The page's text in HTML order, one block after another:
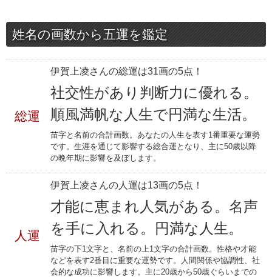
姓名の画数から五運を鑑定
総運
伊賀上凌さんの総運は31画の5点！
社交性があり判断力に優れる。
順風満帆な人生で円満な生活。
苗字と名前の合計画数。あなたの人生を表す1番重要な運勢
です。生涯を通じて影響する総合運となり、主に50歳以降
の晩年期に影響を及ぼします。
人運
伊賀上凌さんの人運は13画の5点！
才能に恵まれ人気がある。名声
を手に入れる。円満な人生。
苗字の下1文字と、名前の上1文字の合計画数。性格や才能
などを表す2番目に重要な運勢です。人間関係や協調性、社
会的な成功に影響します。主に20歳から50歳ぐらいまでの